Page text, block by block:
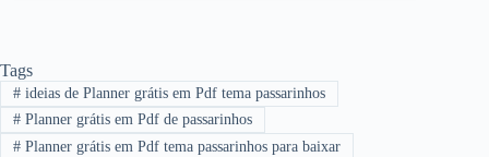
Tags
#ideias de Planner grátis em Pdf tema passarinhos
#Planner grátis em Pdf de passarinhos
#Planner grátis em Pdf tema passarinhos para baixar